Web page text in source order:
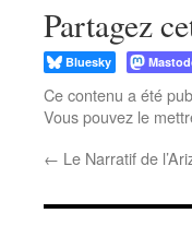
Partagez
Bluesky
Ce contenu a été
Vous pouvez le
← Le Narratif de